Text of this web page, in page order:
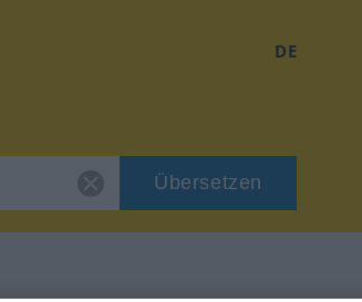
DE
Übersetzen